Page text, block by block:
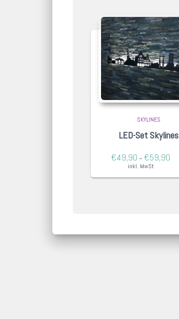
SKYLINES
LED-Set Skylines
€49,90 – €59,90
inkl. MwSt